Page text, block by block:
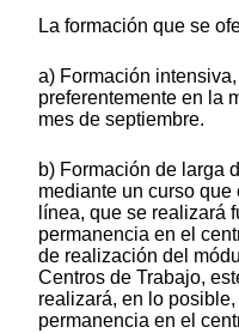
La formación que se
a) Formación
preferentemente en la
mes de septiembre.
b) Formación de larga
mediante un curso
línea, que se realizará
permanencia en el
de realización del
Centros de Trabajo,
realizará, en lo
permanencia en el